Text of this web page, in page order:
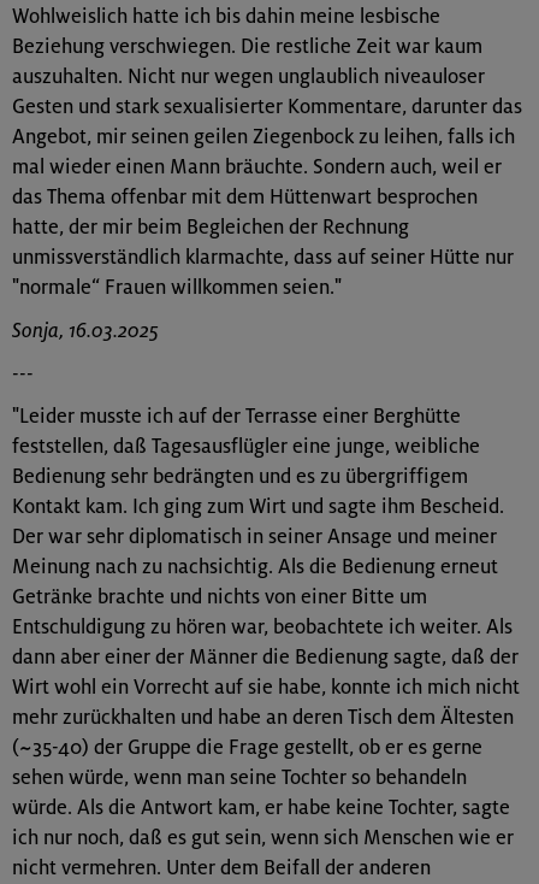
Wohlweislich hatte ich bis dahin meine lesbische
Beziehung verschwiegen. Die restliche Zeit war kaum
auszuhalten. Nicht nur wegen unglaublich niveauloser
Gesten und stark sexualisierter Kommentare, darunter das
Angebot, mir seinen geilen Ziegenbock zu leihen, falls ich
mal wieder einen Mann bräuchte. Sondern auch, weil er
das Thema offenbar mit dem Hüttenwart besprochen
hatte, der mir beim Begleichen der Rechnung
unmissverständlich klarmachte, dass auf seiner Hütte nur
"normale“ Frauen willkommen seien."
Sonja, 16.03.2025
---
"Leider musste ich auf der Terrasse einer Berghütte
feststellen, daß Tagesausflügler eine junge, weibliche
Bedienung sehr bedrängten und es zu übergriffigem
Kontakt kam. Ich ging zum Wirt und sagte ihm Bescheid.
Der war sehr diplomatisch in seiner Ansage und meiner
Meinung nach zu nachsichtig. Als die Bedienung erneut
Getränke brachte und nichts von einer Bitte um
Entschuldigung zu hören war, beobachtete ich weiter. Als
dann aber einer der Männer die Bedienung sagte, daß der
Wirt wohl ein Vorrecht auf sie habe, konnte ich mich nicht
mehr zurückhalten und habe an deren Tisch dem Ältesten
(~35-40) der Gruppe die Frage gestellt, ob er es gerne
sehen würde, wenn man seine Tochter so behandeln
würde. Als die Antwort kam, er habe keine Tochter, sagte
ich nur noch, daß es gut sein, wenn sich Menschen wie er
nicht vermehren. Unter dem Beifall der anderen